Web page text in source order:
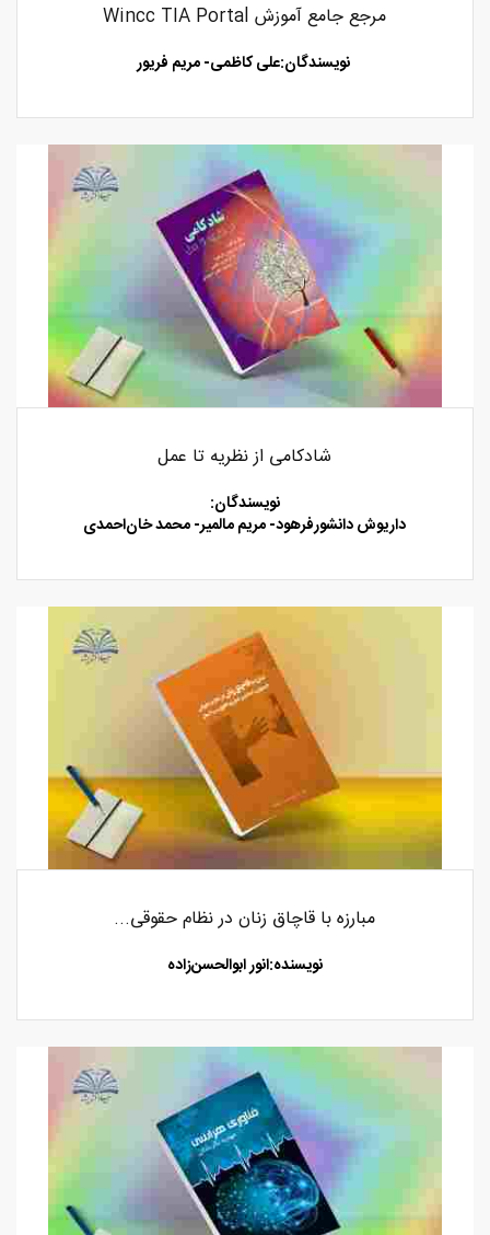
مرجع جامع آموزش Wincc TIA Portal‏‫
نویسندگان:علی کاظمی- مریم فریور
شادکامی از نظریه تا عمل
نویسندگان:
داریوش دانشور‌فرهود-مریم مالمیر-محمد خان‌احمدی
مبارزه با قاچاق زنان در نظام حقوقی...
نویسنده:انور ابوالحسن‌زاده